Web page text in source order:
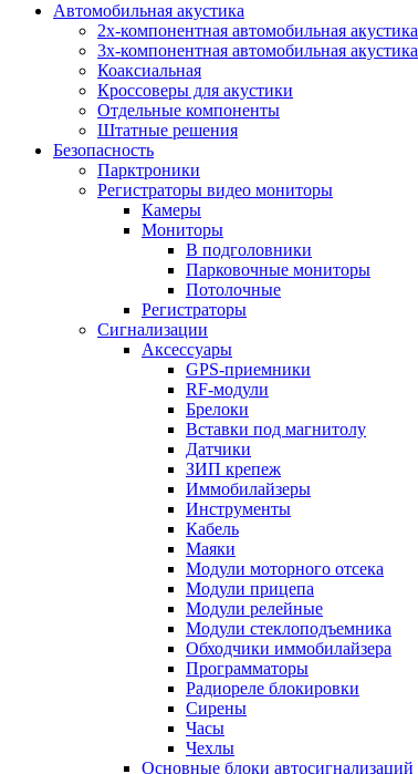
Автомобильная акустика
2х-компонентная автомобильная акустика
3х-компонентная автомобильная акустика
Коаксиальная
Кроссоверы для акустики
Отдельные компоненты
Штатные решения
Безопасность
Парктроники
Регистраторы видео мониторы
Камеры
Мониторы
В подголовники
Парковочные мониторы
Потолочные
Регистраторы
Сигнализации
Аксессуары
GPS-приемники
RF-модули
Брелоки
Вставки под магнитолу
Датчики
ЗИП крепеж
Иммобилайзеры
Инструменты
Кабель
Маяки
Модули моторного отсека
Модули прицепа
Модули релейные
Модули стеклоподъемника
Обходчики иммобилайзера
Программаторы
Радиореле блокировки
Сирены
Часы
Чехлы
Основные блоки автосигнализаций